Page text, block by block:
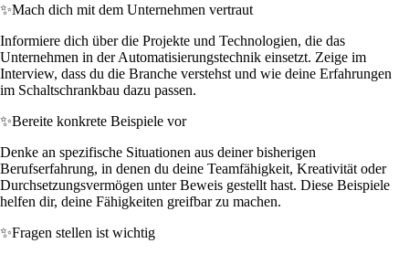
✨Mach dich mit dem Unternehmen vertraut
Informiere dich über die Projekte und Technologien, die das
Unternehmen in der Automatisierungstechnik einsetzt. Zeige im
Interview, dass du die Branche verstehst und wie deine Erfahrungen
im Schaltschrankbau dazu passen.
✨Bereite konkrete Beispiele vor
Denke an spezifische Situationen aus deiner bisherigen
Berufserfahrung, in denen du deine Teamfähigkeit, Kreativität oder
Durchsetzungsvermögen unter Beweis gestellt hast. Diese Beispiele
helfen dir, deine Fähigkeiten greifbar zu machen.
✨Fragen stellen ist wichtig